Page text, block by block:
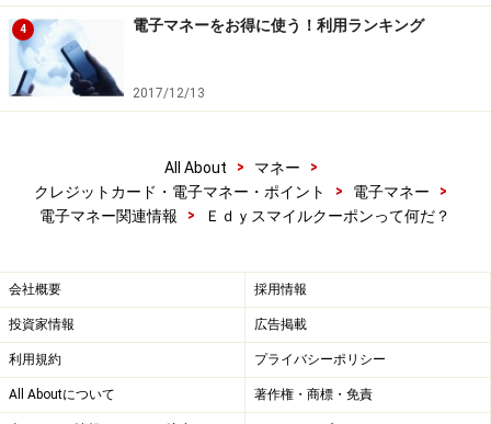
4 電子マネーをお得に使う！利用ランキング
2017/12/13
All About > マネー
>
クレジットカード・電子マネー・ポイント
> 電子マネー
>
電子マネー関連情報
> Ｅｄｙスマイルクーポンって何だ？
会社概要 採用情報
投資家情報 広告掲載
利用規約 プライバシーポリシー
All Aboutについて 著作権・商標・免責